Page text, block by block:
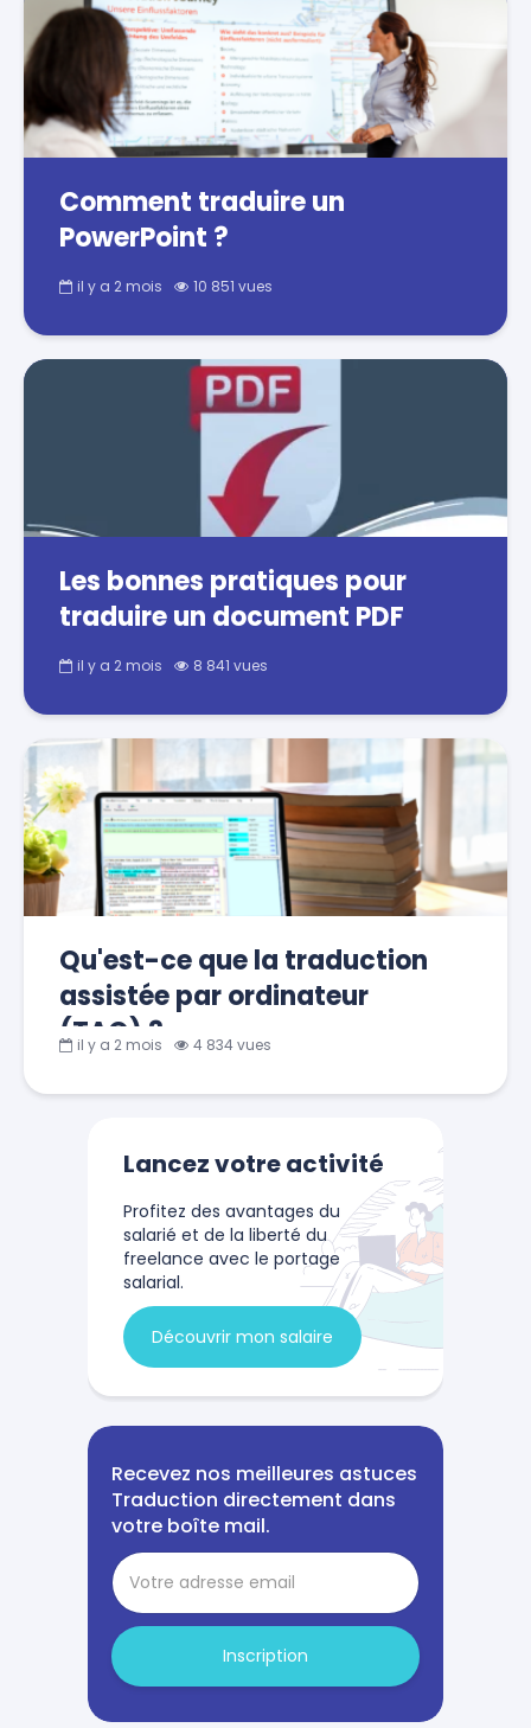
Comment traduire un
PowerPoint ?
il y a 2 mois 10 851 vues
Les bonnes pratiques pour
traduire un document PDF
il y a 2 mois 8 841 vues
Qu'est-ce que la traduction
assistée par ordinateur
(TAO) ?
il y a 2 mois 4 834 vues
Lancez votre activité
Profitez des avantages du
salarié et de la liberté du
freelance avec le portage
salarial.
Découvrir mon salaire
Recevez nos meilleures astuces
Traduction directement dans
votre boîte mail.
Inscription